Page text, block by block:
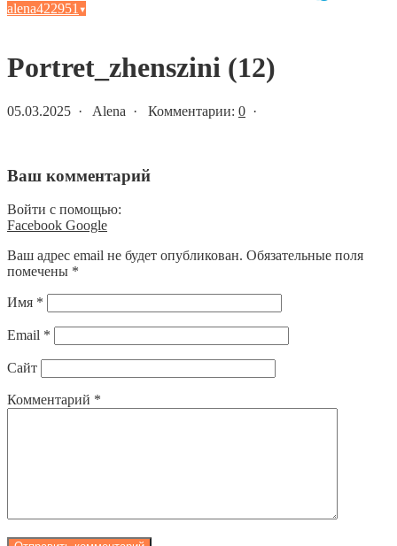
alena422951 ▾
Portret_zhenszini (12)
05.03.2025 · Alena · Комментарии: 0 ·
Ваш комментарий
Войти с помощью:
Facebook Google
Ваш адрес email не будет опубликован. Обязательные поля
помечены *
Имя *
Email *
Сайт
Комментарий *